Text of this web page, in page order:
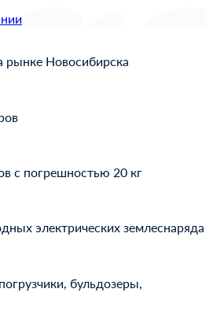
рынке Новосибирска
с погрешностью 20 кг
электрических землеснаряда
бульдозеры,